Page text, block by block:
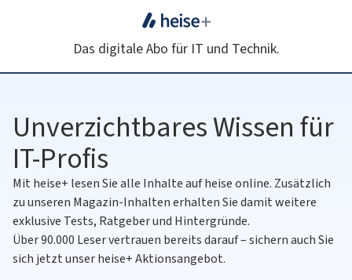
Das digitale Abo für IT und Technik.
Unverzichtbares Wissen für
IT-Profis
Mit heise+ lesen Sie alle Inhalte auf heise online. Zusätzlich
zu unseren Magazin-Inhalten erhalten Sie damit weitere
exklusive Tests, Ratgeber und Hintergründe.
Über 90.000 Leser vertrauen bereits darauf – sichern auch Sie
sich jetzt unser heise+ Aktionsangebot.